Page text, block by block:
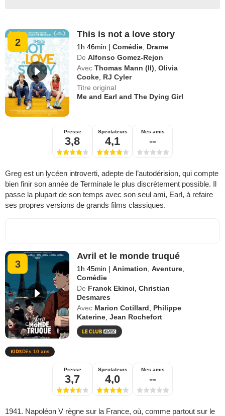
2
This is not a love story
1h 46min | Comédie Drame
De Alfonso Gomez-Rejon
Avec Thomas Mann (II) ,Olivia
Cooke RJ Cyler
Titre original
Me and Earl and The Dying Girl
Presse
3,8
Spectateurs
4,1
Mes amis
--
Greg est un lycéen introverti, adepte de l’autodérision, qui compte
bien finir son année de Terminale le plus discrètement possible. Il
passe la plupart de son temps avec son seul ami, Earl, à refaire
ses propres versions de grands films classiques.
3
Avril et le monde truqué
1h 45min | Animation ,Aventure
Comédie
De Franck Ekinci ,Christian
Desmares
Avec Marion Cotillard
Philippe
Katerine ,Jean Rochefort
Dès 10 ans
Presse
3,7
Spectateurs
4,0
Mes amis
--
1941. Napoléon V règne sur la France, où, comme partout sur le